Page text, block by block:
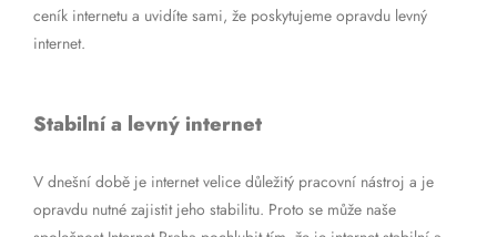
ceník internetu a uvidíte sami, že poskytujeme opravdu levný
internet.
Stabilní a levný internet
V dnešní době je internet velice důležitý pracovní nástroj a je
opravdu nutné zajistit jeho stabilitu. Proto se může naše